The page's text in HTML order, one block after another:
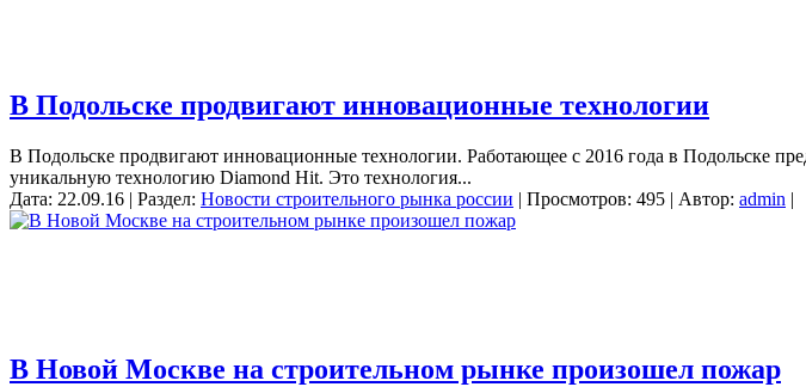
В Подольске продвигают инновационные технологии
В Подольске продвигают инновационные технологии. Работающее с 2016 года в Подольске
уникальную технологию Diamond Hit. Это технология...
Дата: 22.09.16 | Раздел: Новости строительного рынка россии | Просмотров: 495 | Автор: admin |
В Новой Москве на строительном рынке произошел пожар